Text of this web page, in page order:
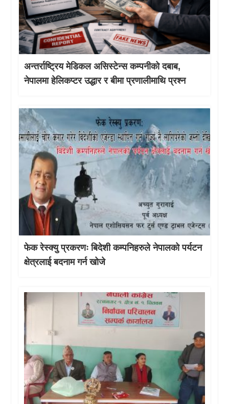
अन्तर्राष्ट्रिय मेडिकल असिस्टेन्स कम्पनीको दबाब,
नेपालमा हेलिकप्टर उद्धार र बीमा प्रणालीमाथि प्रश्न
फेक रेस्क्यु प्रकरणः बिदेशी कम्पनिहरुले नेपालको पर्यटन
क्षेत्रलाई बदनाम गर्न खोजे